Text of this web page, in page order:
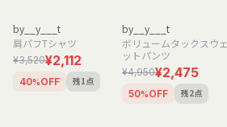
by__y___t
肩パフTシャツ
¥3,520¥2,112
40%OFF 残1点
by__y___t
ボリュームタックスウェ
ットパンツ
¥4,950¥2,475
50%OFF 残2点